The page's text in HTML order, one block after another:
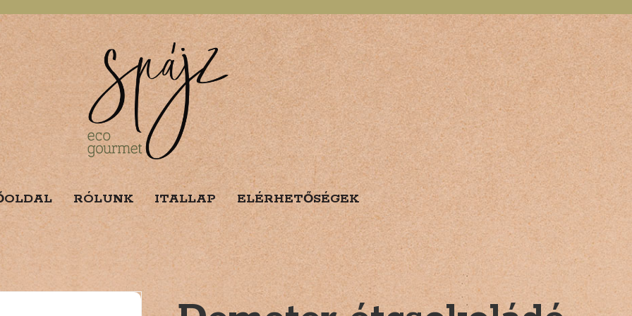
RÓLUNK ITALLAP ELÉRHETŐSÉGEK